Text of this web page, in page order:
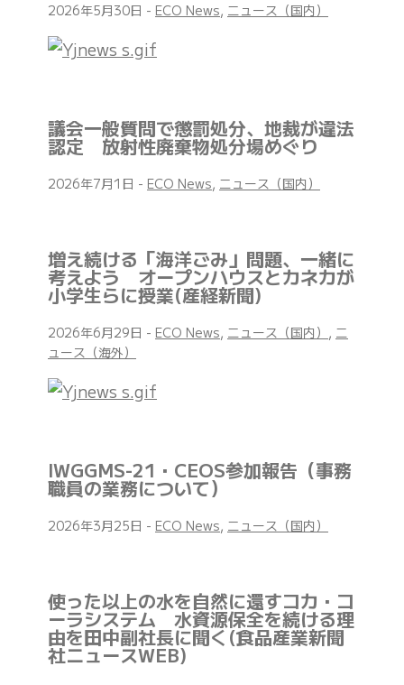
2026年5月30日 - ECO News, ニュース（国内）
議会一般質問で懲罰処分、地裁が違法
認定 放射性廃棄物処分場めぐり
2026年7月1日 - ECO News, ニュース（国内）
増え続ける「海洋ごみ」問題、一緒に
考えよう オープンハウスとカネカが
小学生らに授業(産経新聞)
2026年6月29日 - ECO News, ニュース（国内） , ニ
ュース（海外）
IWGGMS-21・CEOS参加報告（事務
職員の業務について）
2026年3月25日 - ECO News, ニュース（国内）
使った以上の水を自然に還すコカ・コ
ーラシステム 水資源保全を続ける理
由を田中副社長に聞く(食品産業新聞
社ニュースWEB)